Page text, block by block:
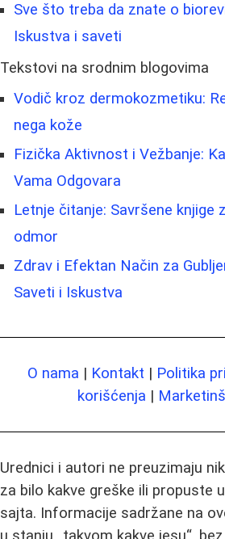
Sve što treba da znate o
Iskustva i saveti
Tekstovi na srodnim blogovima
Vodič kroz dermokozmetiku:
nega kože
Fizička Aktivnost i Vežbanje:
Vama Odgovara
Letnje čitanje: Savršene knjige
odmor
Zdrav i Efektan Način za
Saveti i Iskustva
O nama | Kontakt | Politika
korišćenja |
Urednici i autori ne preuzimaju
za bilo kakve greške ili propuste
sajta. Informacije sadržane na